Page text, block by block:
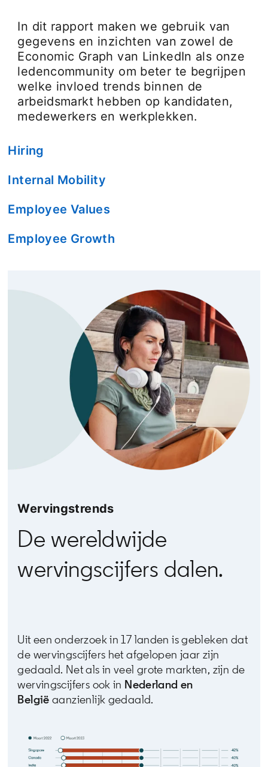
In dit rapport maken we gebruik van
gegevens en inzichten van zowel de
Economic Graph van LinkedIn als onze
ledencommunity om beter te begrijpen
welke invloed trends binnen de
arbeidsmarkt hebben op kandidaten,
medewerkers en werkplekken.
Hiring
Internal Mobility
Employee Values
Employee Growth
Wervingstrends
De wereldwijde
wervingscijfers dalen.
Uit een onderzoek in 17 landen is gebleken dat
de wervingscijfers het afgelopen jaar zijn
gedaald. Net als in veel grote markten, zijn de
wervingscijfers ook in Nederland en
België aanzienlijk gedaald.